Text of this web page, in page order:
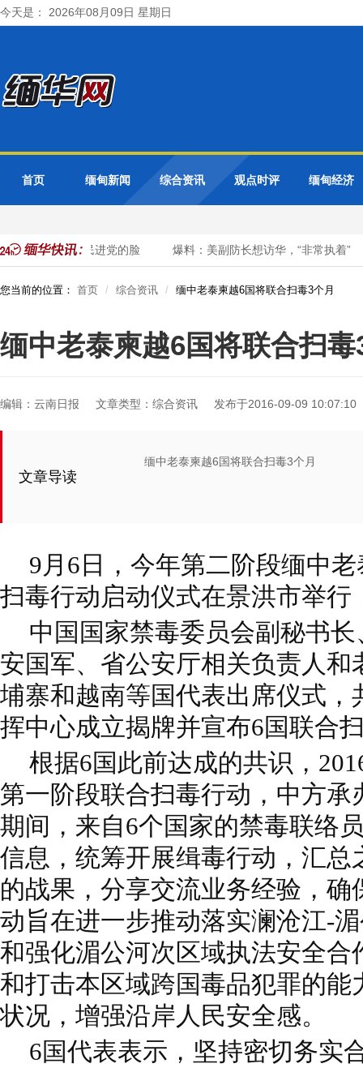
今天是： 2026年08月09日 星期日
首页 缅甸新闻 综合资讯 观点时评 缅甸经济
”，狠狠打了民进党的脸 爆料：美副防长想访华，“非常执着”
您当前的位置： 首页 综合资讯 缅中老泰柬越6国将联合扫毒3个月
缅中老泰柬越6国将联合扫毒
编辑：云南日报 文章类型：综合资讯 发布于2016-09-09 10:07:10
文章导读
缅中老泰柬越6国将联合扫毒3个月
9月6日，今年第二阶段缅中
扫毒行动启动仪式在景洪市举行
中国国家禁毒委员会副秘书
安国军、省公安厅相关负责人
埔寨和越南等国代表出席仪式，
挥中心成立揭牌并宣布6国联合
根据6国此前达成的共识，
第一阶段联合扫毒行动，中方
期间，来自6个国家的禁毒联络
信息，统筹开展缉毒行动，汇总
的战果，分享交流业务经验，
动旨在进一步推动落实澜沧江-
和强化湄公河次区域执法安全合
和打击本区域跨国毒品犯罪的能
状况，增强沿岸人民安全感。
6国代表表示，坚持密切务实